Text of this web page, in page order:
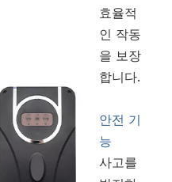
효율적
인 작동
을 보장
합니다.
안전 기
능
사고를